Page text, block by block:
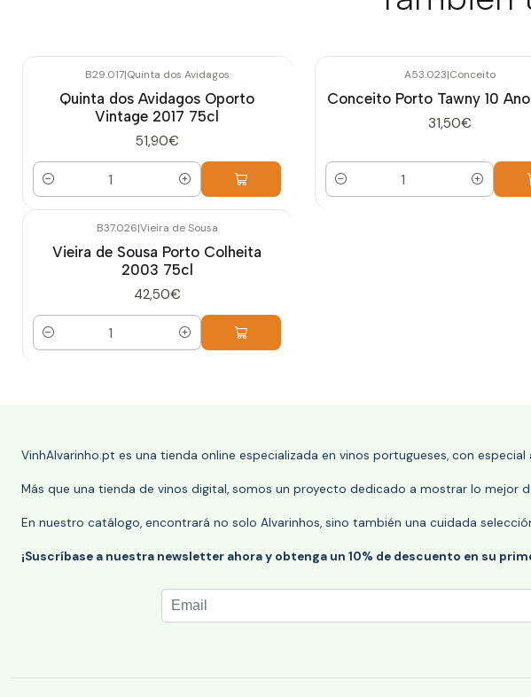
B29.017|Quinta dos Avidagos
Quinta dos Avidagos Oporto
Vintage 2017 75cl
51,90€
Cantidad
A53.023|Conceito
Conceito Porto Tawny 10
31,50€
Cantidad
B37.026|Vieira de Sousa
Vieira de Sousa Porto Colheita
2003 75cl
42,50€
Cantidad
VinhAlvarinho.pt es una tienda online especializada en vinos portugueses, con
Más que una tienda de vinos digital, somos un proyecto dedicado a mostrar lo mejor
En nuestro catálogo, encontrará no solo Alvarinhos, sino también una cuidada
¡Suscríbase a nuestra newsletter ahora y obtenga un 10% de descuento en su